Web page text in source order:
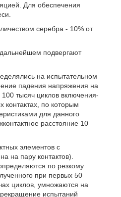
Для обеспечения
серебра - 10% от
подвергают
на испытательном
падения напряжения на
тысяч циклов включения-
по которым
для данного
расстояние 10
элементов с
на пару контактов).
по резкому
при первых 50
циклов, умножаются на
испытаний